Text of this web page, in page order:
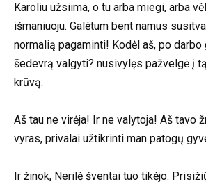
Karoliu užsiima, o tu arba miegi, arba
išmaniuoju. Galėtum bent namus
normalią pagaminti! Kodėl aš, po darbo
šedevrą valgyti? nusivylęs pažvelgė į
krūvą.
Aš tau ne virėja! Ir ne valytoja! Aš tavo
vyras, privalai užtikrinti man patogų
Ir žinok, Nerilė šventai tuo tikėjo.